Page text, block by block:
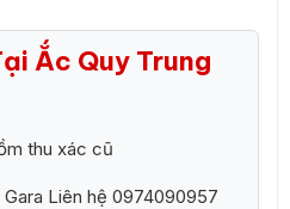
Ắc Quy Trung
thu xác cũ
Liên hệ 0974090957